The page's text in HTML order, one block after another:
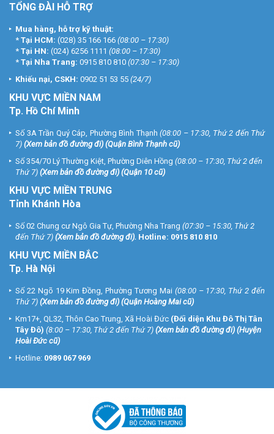
TỔNG ĐÀI HỖ TRỢ
Mua hàng, hỗ trợ kỹ thuật:
* Tại HCM: (028) 35 166 166 (08:00 – 17:30)
* Tại HN: (024) 6256 1111 (08:00 – 17:30)
* Tại Nha Trang: 0915 810 810 (07:30 – 17:30)
Khiếu nại, CSKH: 0902 51 53 55 (24/7)
KHU VỰC MIỀN NAM
Tp. Hồ Chí Minh
Số 3A Trần Quý Cáp, Phường Bình Thạnh (08:00 – 17:30, Thứ 2 đến Thứ
7) (Xem bản đồ đường đi) (Quận Bình Thạnh cũ)
Số 354/70 Lý Thường Kiệt, Phường Diên Hồng (08:00 – 17:30, Thứ 2 đến
Thứ 7) (Xem bản đồ đường đi) (Quận 10 cũ)
KHU VỰC MIỀN TRUNG
Tỉnh Khánh Hòa
Số 02 Chung cư Ngô Gia Tự, Phường Nha Trang (07:30 – 15:30, Thứ 2
đến Thứ 7) (Xem bản đồ đường đi). Hotline: 0915 810 810
KHU VỰC MIỀN BẮC
Tp. Hà Nội
Số 22 Ngõ 19 Kim Đồng, Phường Tương Mai (08:00 – 17:30, Thứ 2 đến
Thứ 7) (Xem bản đồ đường đi) (Quận Hoàng Mai cũ)
Km17+, QL32, Thôn Cao Trung, Xã Hoài Đức (Đối diện Khu Đô Thị Tân
Tây Đô) (8:00 – 17:30, Thứ 2 đến Thứ 7) (Xem bản đồ đường đi) (Huyện
Hoài Đức cũ)
Hotline: 0989 067 969